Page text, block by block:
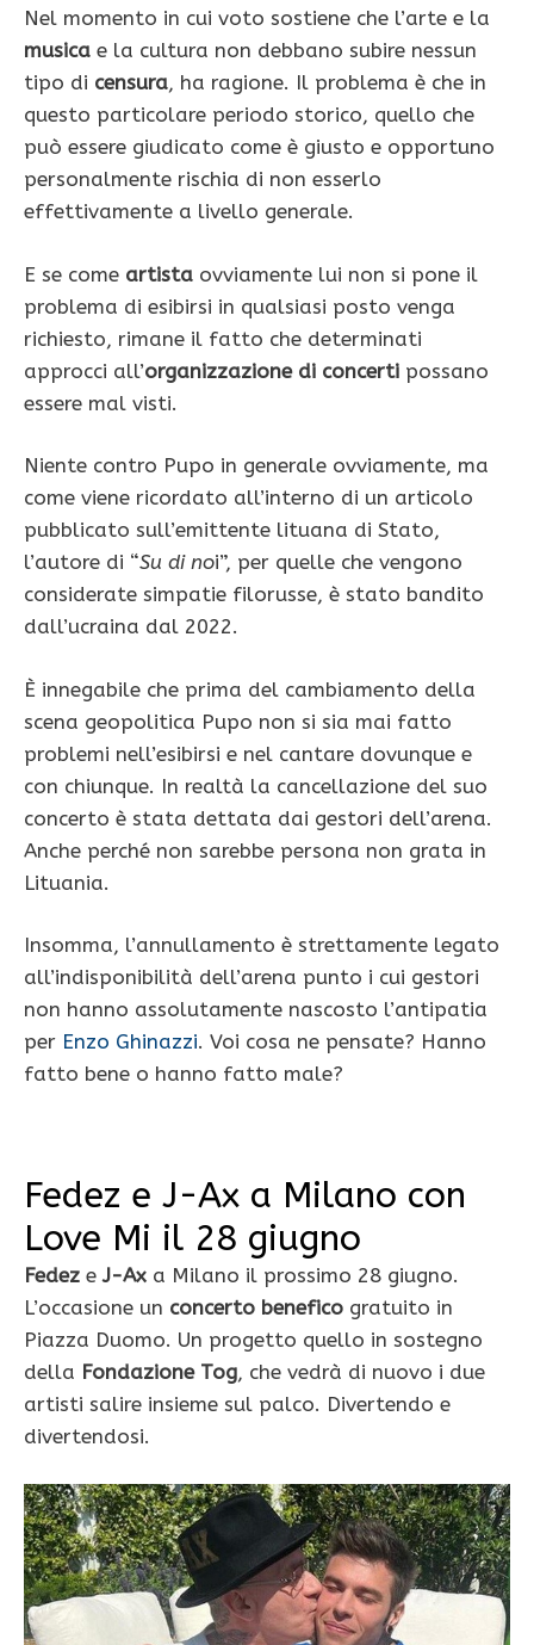
Nel momento in cui voto sostiene che l’arte e la
musica e la cultura non debbano subire nessun
tipo di censura, ha ragione. Il problema è che in
questo particolare periodo storico, quello che
può essere giudicato come è giusto e opportuno
personalmente rischia di non esserlo
effettivamente a livello generale.
E se come artista ovviamente lui non si pone il
problema di esibirsi in qualsiasi posto venga
richiesto, rimane il fatto che determinati
approcci all’organizzazione di concerti possano
essere mal visti.
Niente contro Pupo in generale ovviamente, ma
come viene ricordato all’interno di un articolo
pubblicato sull’emittente lituana di Stato,
l’autore di “Su di noi”, per quelle che vengono
considerate simpatie filorusse, è stato bandito
dall’ucraina dal 2022.
È innegabile che prima del cambiamento della
scena geopolitica Pupo non si sia mai fatto
problemi nell’esibirsi e nel cantare dovunque e
con chiunque. In realtà la cancellazione del suo
concerto è stata dettata dai gestori dell’arena.
Anche perché non sarebbe persona non grata in
Lituania.
Insomma, l’annullamento è strettamente legato
all’indisponibilità dell’arena punto i cui gestori
non hanno assolutamente nascosto l’antipatia
per Enzo Ghinazzi. Voi cosa ne pensate? Hanno
fatto bene o hanno fatto male?
Fedez e J-Ax a Milano con
Love Mi il 28 giugno
Fedez eJ-Ax a Milano il prossimo 28 giugno.
L’occasione un concerto benefico gratuito in
Piazza Duomo. Un progetto quello in sostegno
della Fondazione Tog, che vedrà di nuovo i due
artisti salire insieme sul palco. Divertendo e
divertendosi.